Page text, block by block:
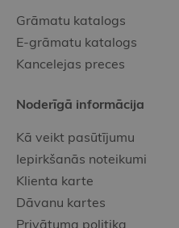
Grāmatu katalogs
E-grāmatu katalogs
Kancelejas preces
Noderīgā informācija
Kā veikt pasūtījumu
Iepirkšanās noteikumi
Klienta karte
Dāvanu kartes
Privātuma politika